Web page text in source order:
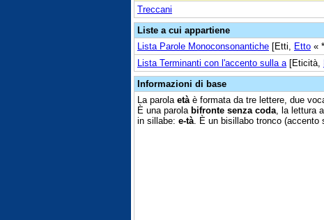
Treccani
Liste a cui appartiene
Lista Parole Monoconsonantiche [Etti, Etto «
Lista Terminanti con l'accento sulla a [Eticità,
Informazioni di base
La parola età è formata da tre lettere, due
È una parola bifronte senza coda , la lettura
in sillabe: e-tà . È un bisillabo tronco (accento